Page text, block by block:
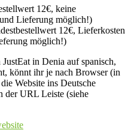
12€, keine
Lieferung möglich!)
12€, Lieferkosten
möglich!)
in Denia auf spanisch,
könnt ihr je nach Browser (in
Website ins Deutsche
der URL Leiste (siehe